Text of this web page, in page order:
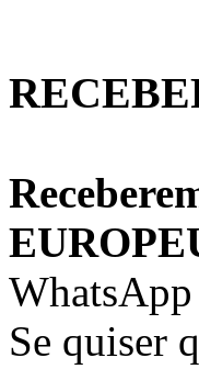
Se quiser